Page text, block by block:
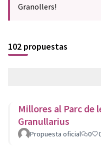
Granollers!
102 propuestas
Millores al Parc de
Granullarius
Propuesta oficial 0